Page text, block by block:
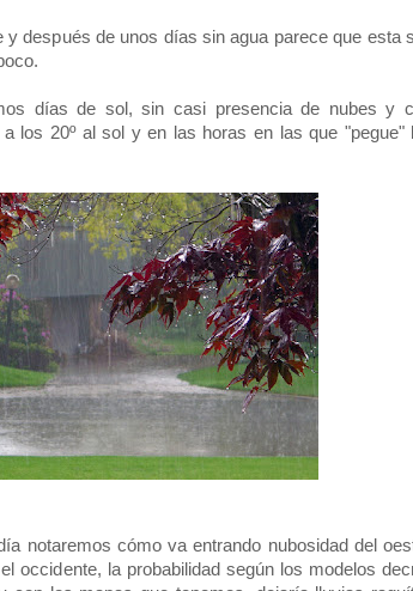
y después de unos días sin agua parece que esta
días de sol, sin casi presencia de nubes y
los 20º al sol y en las horas en las que "pegue"
notaremos cómo va entrando nubosidad del
occidente, la probabilidad según los modelos